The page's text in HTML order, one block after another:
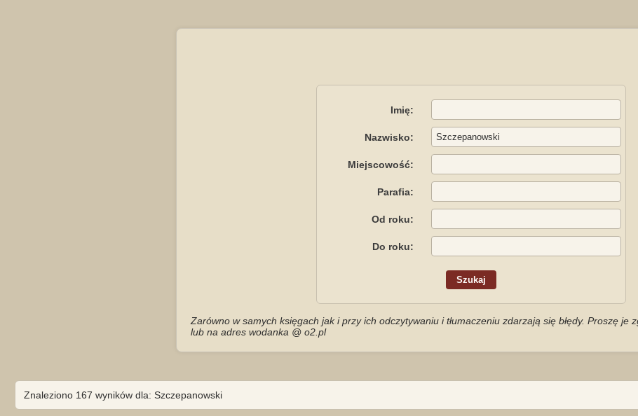
Imię:
Nazwisko:
Miejscowość:
Parafia:
Od roku:
Do roku:
Zarówno w samych księgach jak i przy ich odczytywaniu i tłumaczeniu zdarzają się błędy. Proszę je
lub na adres wodanka @ o2.pl
Znaleziono 167 wyników dla: Szczepanowski